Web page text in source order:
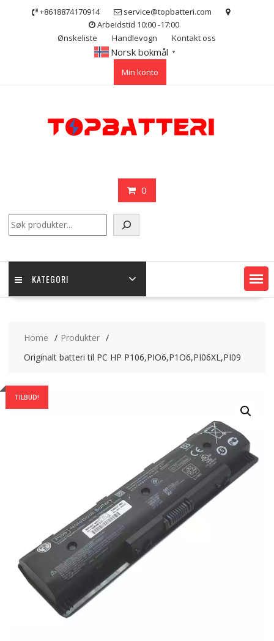
+8618874170914
service@topbatteri.com
Arbeidstid 10:00 -17:00
Ønskeliste
Handlevogn Kontakt oss
Norsk bokmål ▼
Min konto
0
KATEGORI
Home
Produkter
Originalt batteri til PC HP P106,PIO6,P1O6,PI06XL,PI09
TILBUD!